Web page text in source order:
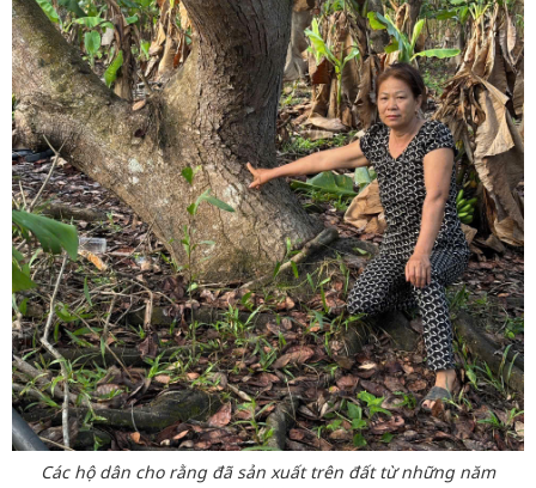
Các hộ dân cho rằng đã sản xuất trên đất từ những năm